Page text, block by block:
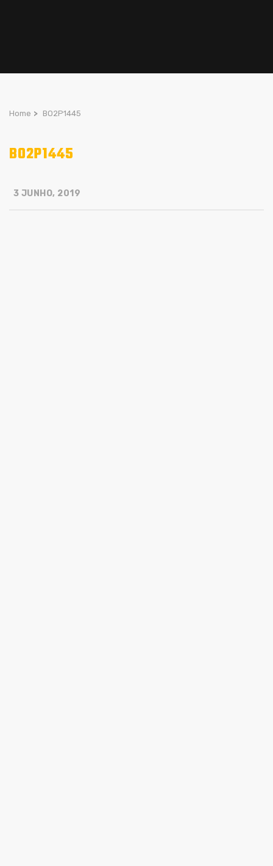
Home > BO2P1445
BO2P1445
3 JUNHO, 2019